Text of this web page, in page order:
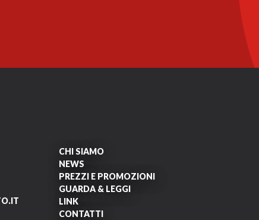
CHI SIAMO
NEWS
PREZZI E PROMOZIONI
GUARDA & LEGGI
LINK
CONTATTI